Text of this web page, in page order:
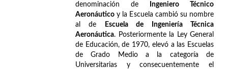
denominación de
Ingeniero Técnico
Aeronáutico y la Escuela cambió su nombre
al de
Escuela de Ingeniería Técnica
Aeronáutica. Posteriormente la Ley General
de Educación, de 1970, elevó a las Escuelas
de Grado Medio a la categoría de
Universitarias y consecuentemente el